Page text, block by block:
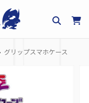
グリップスマホケース